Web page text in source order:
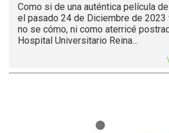
Como si de una auténtica película
el pasado 24 de Diciembre de 2023
no se cómo, ni como aterricé
Hospital Universitario Reina...